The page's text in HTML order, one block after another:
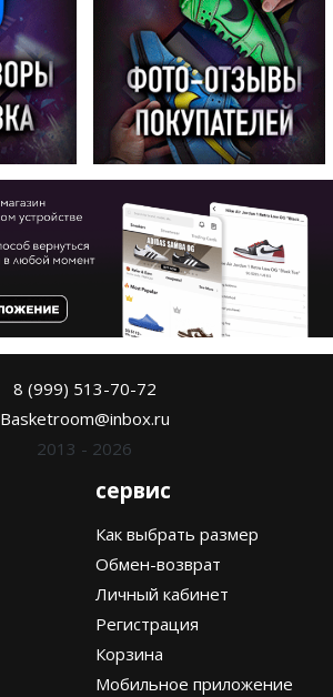
8 (999) 513-70-72
Basketroom@inbox.ru
2013 - 2026
сервис
Как выбрать размер
Обмен-возврат
Личный кабинет
Регистрация
Корзина
Мобильное приложение